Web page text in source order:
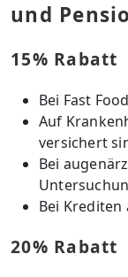
und
15% Rabatt
Bei Fast
Auf
versichert
Bei
Bei
20% Rabatt